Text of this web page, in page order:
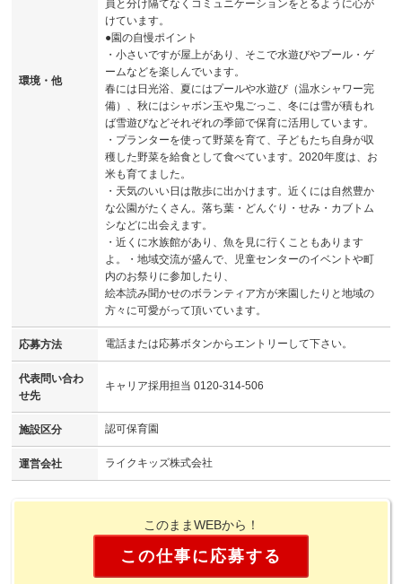
環境・他
員と分け隔てなくコミュニケーションをとるように心が
けています。
●園の自慢ポイント
・小さいですが屋上があり、そこで水遊びやプール・ゲ
ームなどを楽しんでいます。
春には日光浴、夏にはプールや水遊び（温水シャワー完
備）、秋にはシャボン玉や鬼ごっこ、冬には雪が積もれ
ば雪遊びなどそれぞれの季節で保育に活用しています。
・プランターを使って野菜を育て、子どもたち自身が収
穫した野菜を給食として食べています。2020年度は、お
米も育てました。
・天気のいい日は散歩に出かけます。近くには自然豊か
な公園がたくさん。落ち葉・どんぐり・せみ・カブトム
シなどに出会えます。
・近くに水族館があり、魚を見に行くこともあります
よ。・地域交流が盛んで、児童センターのイベントや町
内のお祭りに参加したり、
絵本読み聞かせのボランティア方が来園したりと地域の
方々に可愛がって頂いています。
応募方法 電話または応募ボタンからエントリーして下さい。
代表問い合わ
せ先
キャリア採用担当 0120-314-506
施設区分 認可保育園
運営会社 ライクキッズ株式会社
このままWEBから！
この仕事に応募する